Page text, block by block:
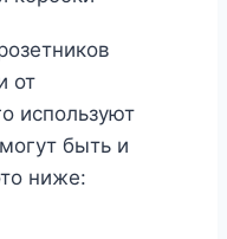
от
используют
быть и
ниже: